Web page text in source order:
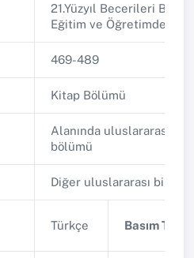
21.Yüzyıl Becerileri Bakış
Eğitim ve Öğretimde
469-489
Kitap Bölümü
Alanında uluslararası
bölümü
Diğer uluslararası
Türkçe Basım Tarihi